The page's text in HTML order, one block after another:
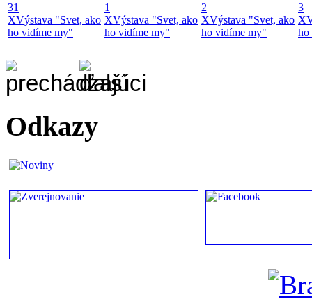
31
XVýstava "Svet, ako
ho vidíme my"
1
XVýstava "Svet, ako
ho vidíme my"
2
XVýstava "Svet, ako
ho vidíme my"
3
X
ho
Odkazy